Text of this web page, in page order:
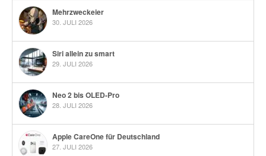
Mehrzweckeier
30. JULI 2026
Siri allein zu smart
29. JULI 2026
Neo 2 bis OLED-Pro
28. JULI 2026
Apple CareOne für Deutschland
27. JULI 2026